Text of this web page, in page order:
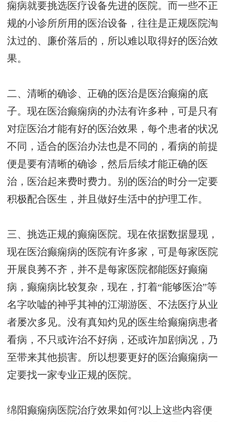
痫病就要挑选医疗设备先进的医院。而一些不正
规的小诊所所用的医治设备，往往是正规医院淘
汰过的、廉价落后的，所以难以取得好的医治效
果。
二、清晰的确诊、正确的医治是医治癫痫的底
子。现在医治癫痫病的办法有许多种，可是只有
对症医治才能有好的医治效果，每个患者的状况
不同，适合的医治办法也是不同的，看病的前提
便是要有清晰的确诊，然后后续才能正确的医
治，医治起来费时费力。别的医治的时分一定要
积极配合医生，并且做好生活中的护理工作。
三、挑选正规的癫痫医院。现在依据数据显现，
现在医治癫痫病的医院有许多家，可是每家医院
开展良莠不齐，并不是每家医院都能医好癫痫
病，癫痫病比较复杂，现在，打着“能够医治”等
名字吹嘘的神乎其神的江湖游医、不法医疗从业
者屡次多见。没有真知灼见的医生给癫痫病患者
看病，不只或许治不好病，还或许加剧病况，乃
至带来其他损害。所以想要更好的医治癫痫病一
定要找一家专业正规的医院。
绵阳癫痫病医院治疗效果如何?以上这些内容便